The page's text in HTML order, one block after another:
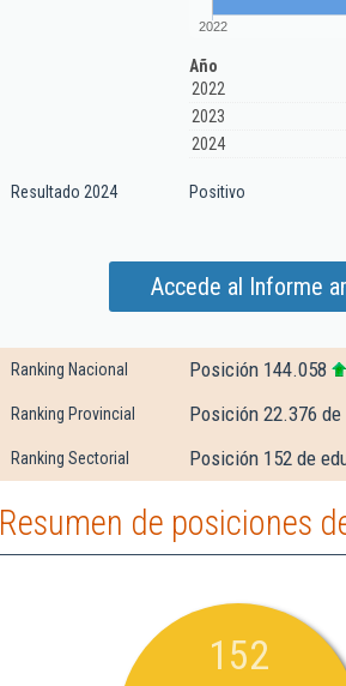
2022
Año
2022
2023
2024
Resultado 2024 Positivo
Accede al Informe
Ranking Nacional Posición 144.058
Ranking Provincial Posición 22.376
Ranking Sectorial Posición 152 de
Resumen de posiciones
152